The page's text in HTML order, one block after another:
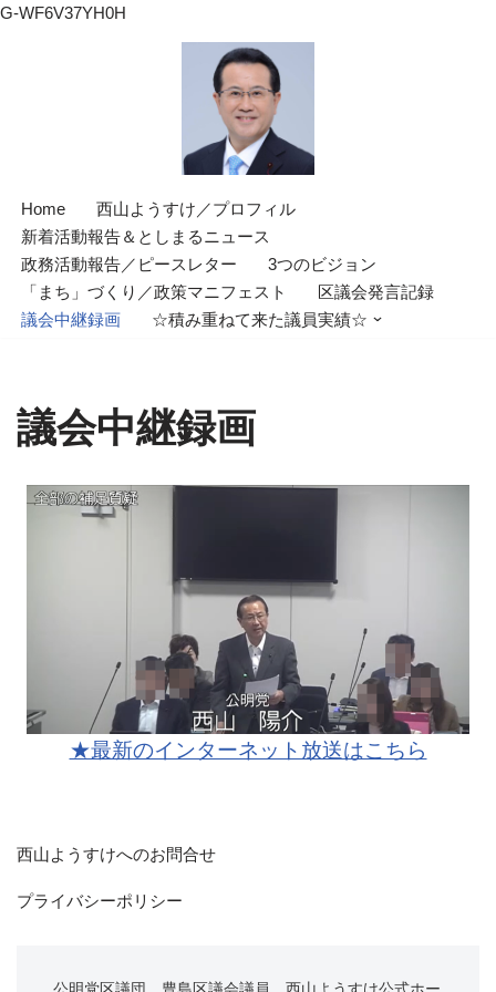
G-WF6V37YH0H
へ
ス
キ
ッ
プ
Home
西山ようすけ／プロフィル
新着活動報告＆としまるニュース
政務活動報告／ピースレター
3つのビジョン
「まち」づくり／政策マニフェスト
区議会発言記録
議会中継録画
☆積み重ねて来た議員実績☆
議会中継録画
★最新のインターネット放送はこちら
西山ようすけへのお問合せ
プライバシーポリシー